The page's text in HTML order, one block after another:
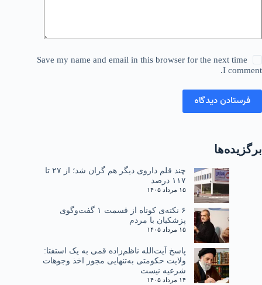
Save my name and email in this browser for the next time
I comment.
فرستادن دیدگاه
برگزیده‌ها
چند قلم داروی دیگر هم گران شد؛ از ۲۷ تا
۱۱۷ درصد
۱۵ مرداد ۱۴۰۵
۶ نکته‌ی کوتاه از قسمت ۱ گفت‌وگوی
پزشکیان با مردم
۱۵ مرداد ۱۴۰۵
پاسخ آیت‌الله ناظم‌زاده قمی به یک استفتا:
ولایت حکومتی به‌تنهایی مجوز اخذ وجوهات
شرعیه نیست
۱۴ مرداد ۱۴۰۵